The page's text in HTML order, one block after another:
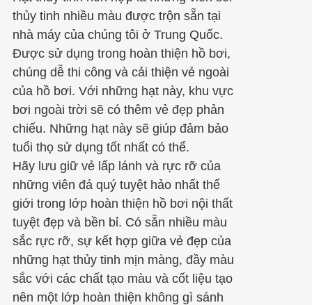
thủy tinh nhiều màu được trộn sẵn tại
nhà máy của chúng tôi ở Trung Quốc.
Được sử dụng trong hoàn thiện hồ bơi,
chúng dễ thi công và cải thiện vẻ ngoài
của hồ bơi. Với những hạt này, khu vực
bơi ngoài trời sẽ có thêm vẻ đẹp phản
chiếu. Những hạt này sẽ giúp đảm bảo
tuổi thọ sử dụng tốt nhất có thể.
Hãy lưu giữ vẻ lấp lánh và rực rỡ của
những viên đá quý tuyệt hảo nhất thế
giới trong lớp hoàn thiện hồ bơi nội thất
tuyệt đẹp và bền bỉ. Có sẵn nhiều màu
sắc rực rỡ, sự kết hợp giữa vẻ đẹp của
những hạt thủy tinh mịn màng, đầy màu
sắc với các chất tạo màu và cốt liệu tạo
nên một lớp hoàn thiện không gì sánh